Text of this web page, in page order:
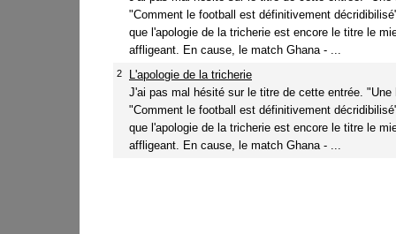
"Comment le football est définitivement
que l'apologie de la tricherie est encore le titre le
affligeant. En cause, le match Ghana - ...
2
L'apologie de la tricherie
J'ai pas mal hésité sur le titre de cette entrée. "Une
"Comment le football est définitivement
que l'apologie de la tricherie est encore le titre le
affligeant. En cause, le match Ghana - ...